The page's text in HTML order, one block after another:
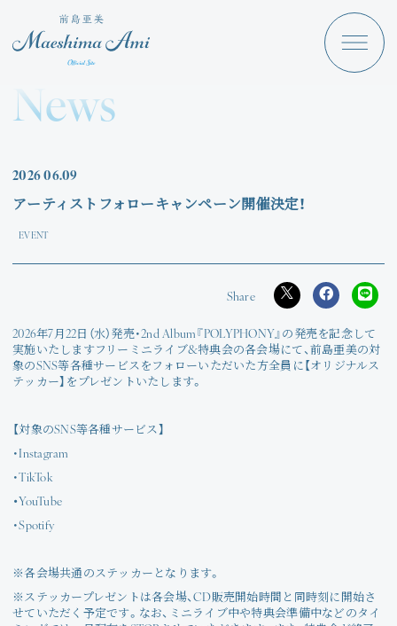
Maeshima Ami Discography
News
Angraecum Login
Voice
News
202606.09
アーティストフォローキャンペーン開催決定！
EVENT
2026年7月22日（水）発売・2nd Album『POLYPHONY』の発売を記念して
実施いたしますフリーミニライブ&特典会の各会場にて、前島亜美の対
象のSNS等各種サービスをフォローいただいた方全員に【オリジナルス
テッカー】をプレゼントいたします。
【対象のSNS等各種サービス】
・Instagram
・TikTok
・YouTube
・Spotify
※各会場共通のステッカーとなります。
※ステッカープレゼントは各会場、CD販売開始時間と同時刻に開始さ
せていただく予定です。なお、ミニライブ中や特典会準備中などのタイ